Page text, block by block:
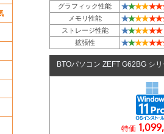
グラフィック性能 ★★★★★★
メモリ性能 ★★★★★★
ストレージ性能 ★★★★★★
拡張性 ★★★★★★
BTOパソコン ZEFT G62BG シ
特価